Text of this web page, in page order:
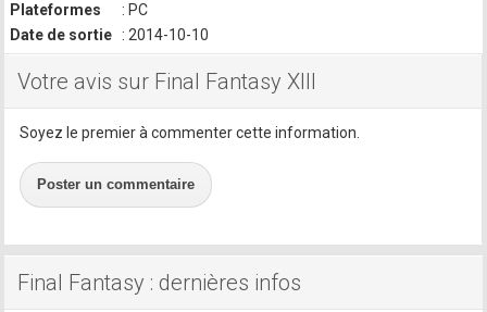
Plateformes
: PC
Date de sortie
: 2014-10-10
Votre avis sur Final Fantasy XIII
Soyez le premier à commenter cette information.
Poster un commentaire
Final Fantasy : dernières infos